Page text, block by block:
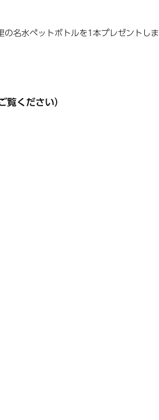
名水ペットボトルを1本プレゼントしま
覧ください）